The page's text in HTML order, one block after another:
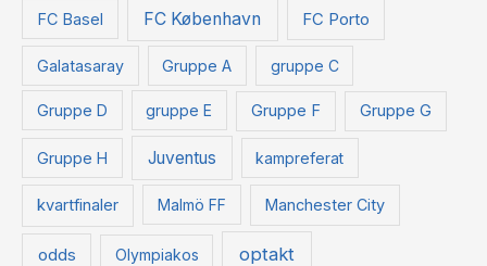
FC Basel FC København FC Porto
Galatasaray Gruppe A gruppe C
Gruppe D gruppe E Gruppe F Gruppe G
Gruppe H Juventus kampreferat
kvartfinaler Malmö FF Manchester City
odds Olympiakos optakt